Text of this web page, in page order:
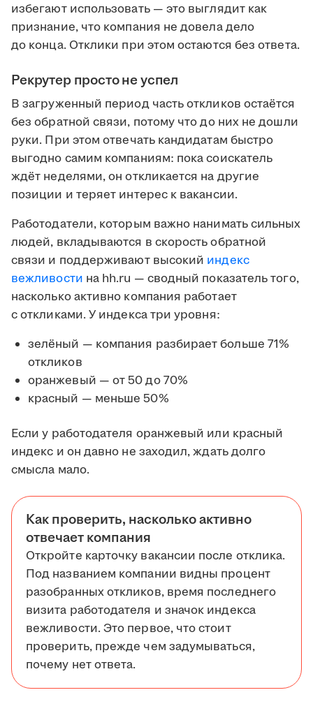
избегают использовать — это выглядит как
признание, что компания не довела дело
до конца. Отклики при этом остаются без ответа.
Рекрутер просто не успел
В загруженный период часть откликов остаётся
без обратной связи, потому что до них не дошли
руки. При этом отвечать кандидатам быстро
выгодно самим компаниям: пока соискатель
ждёт неделями, он откликается на другие
позиции и теряет интерес к вакансии.
Работодатели, которым важно нанимать сильных
людей, вкладываются в скорость обратной
связи и поддерживают высокий индекс
вежливости на hh.ru — сводный показатель того,
насколько активно компания работает
с откликами. У индекса три уровня:
зелёный — компания разбирает больше 71%
откликов
оранжевый — от 50 до 70%
красный — меньше 50%
Если у работодателя оранжевый или красный
индекс и он давно не заходил, ждать долго
смысла мало.
Как проверить, насколько активно
отвечает компания
Откройте карточку вакансии после отклика.
Под названием компании видны процент
разобранных откликов, время последнего
визита работодателя и значок индекса
вежливости. Это первое, что стоит
проверить, прежде чем задумываться,
почему нет ответа.